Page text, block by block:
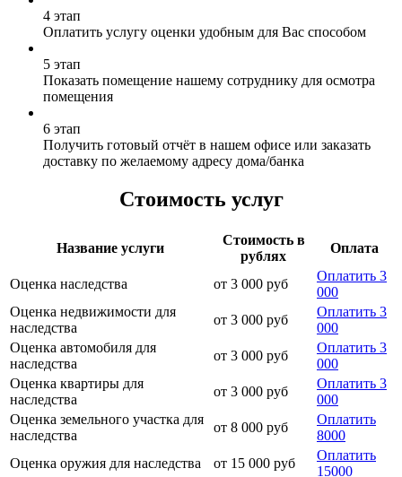
4 этап
Оплатить услугу оценки удобным для Вас способом
5 этап
Показать помещение нашему сотруднику для осмотра
помещения
6 этап
Получить готовый отчёт в нашем офисе или заказать
доставку по желаемому адресу дома/банка
Стоимость услуг
Название услуги
Стоимость в
рублях
Оплата
Оценка наследства от 3 000 руб
Оплатить 3
000
Оценка недвижимости для
наследства
от 3 000 руб
Оплатить 3
000
Оценка автомобиля для
наследства
от 3 000 руб
Оплатить 3
000
Оценка квартиры для
наследства
от 3 000 руб
Оплатить 3
000
Оценка земельного участка для
наследства
от 8 000 руб
Оплатить
8000
Оценка оружия для наследства
от 15 000 руб
Оплатить
15000